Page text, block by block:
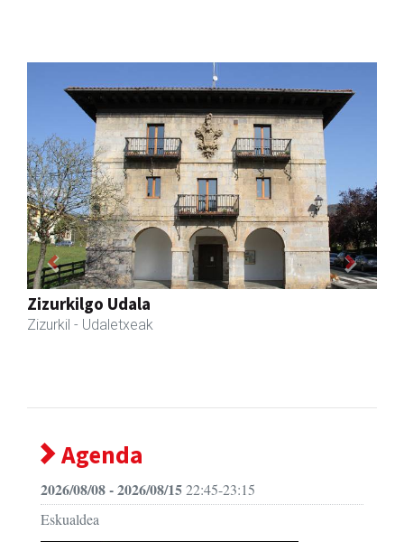
Txortu mekanizaketa eta muntaketa
Asteasu - Mekanizatuak
Previous Next
Agenda
2026/08/08 - 2026/08/1522:45-23:15
Eskualdea